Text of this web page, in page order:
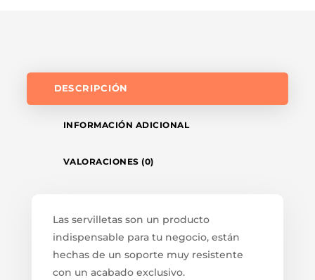
DESCRIPCIÓN
INFORMACIÓN ADICIONAL
VALORACIONES (0)
Las servilletas son un producto
indispensable para tu negocio, están
hechas de un soporte muy resistente
con un acabado exclusivo.